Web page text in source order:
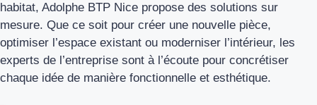
habitat, Adolphe BTP Nice propose des solutions sur
mesure. Que ce soit pour créer une nouvelle pièce,
optimiser l’espace existant ou moderniser l’intérieur, les
experts de l’entreprise sont à l’écoute pour concrétiser
chaque idée de manière fonctionnelle et esthétique.